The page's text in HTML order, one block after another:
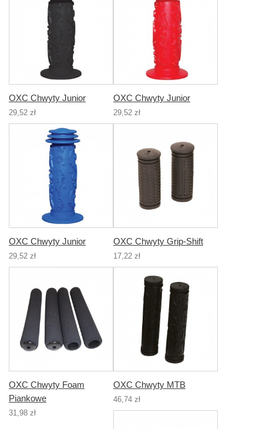
OXC Chwyty Junior
29,52 zł
OXC Chwyty Junior
29,52 zł
OXC Chwyty Junior
29,52 zł
OXC Chwyty Grip-Shift
17,22 zł
OXC Chwyty Foam
Piankowe
31,98 zł
OXC Chwyty MTB
46,74 zł